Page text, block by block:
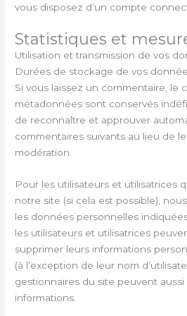
vous disposez d’un compte
Statistiques et
Utilisation et transmission de vos
Durées de stockage de vos
Si vous laissez un commentaire, le
métadonnées sont conservés
de reconnaître et approuver
commentaires suivants au lieu de
modération.
Pour les utilisateurs et utilisatrices
notre site (si cela est possible),
les données personnelles
les utilisateurs et utilisatrices
supprimer leurs informations
(à l’exception de leur nom
gestionnaires du site peuvent
informations.